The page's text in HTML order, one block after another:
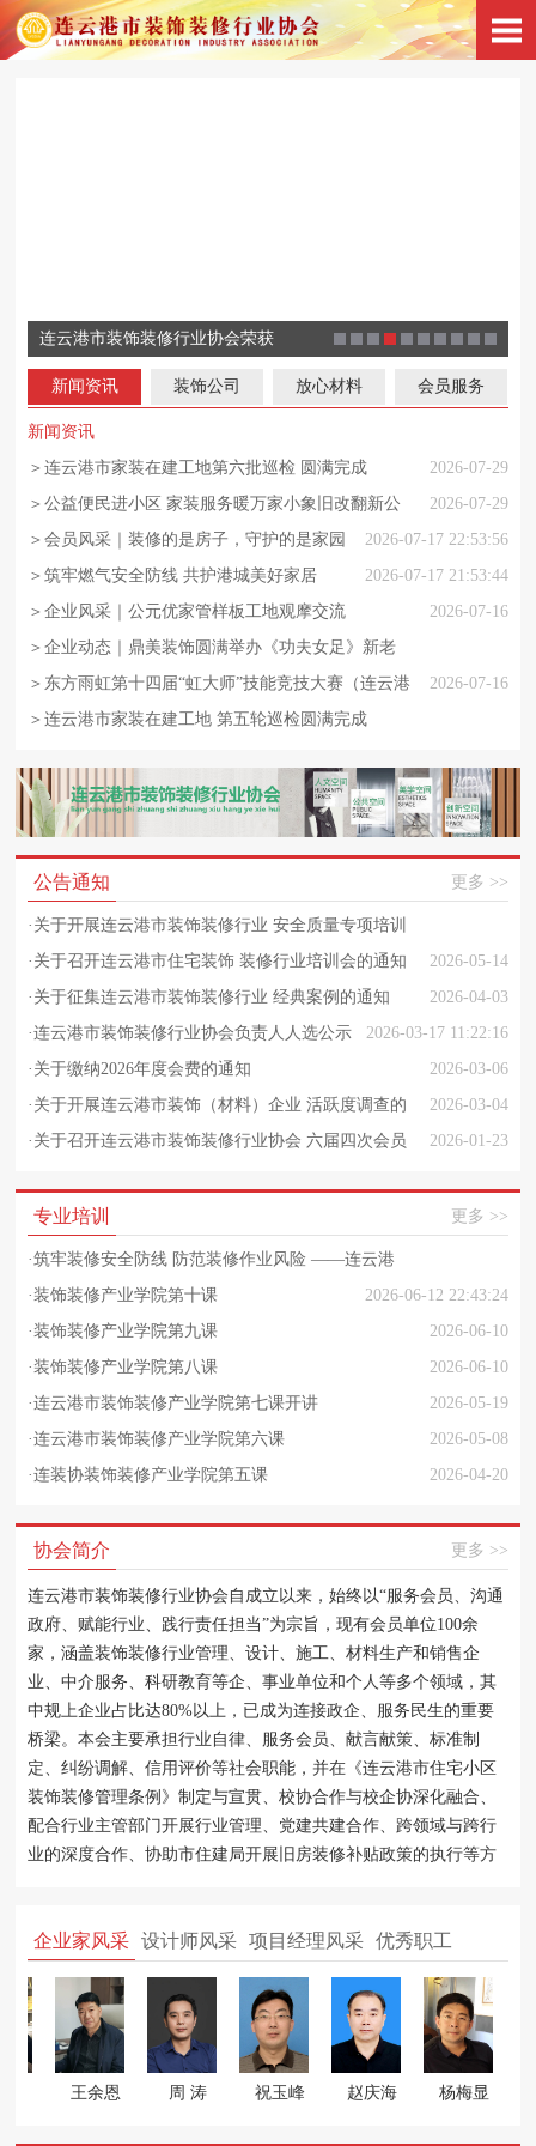
凝心聚力共启新篇协会第六届四
次会员大会顺利召开
连云港市装饰装修行业协会祝全
市人民元宵节快乐！
连云港市装饰装修行业协会春节
温暖传递 助力乡村振兴
连云港市装饰装修行业协会荣获
4A级社会组织殊荣
连云港市装饰装修企业学院主题
讲座开讲
携手共进筑梦未来连装协六届二
次会员大会成功召开
连装协校协合作装饰装修学院首
次主题讲座开讲
连云港市材装处和连云港市装协
召开住宅放心消费创建专题会
校协合作装饰装修学院新学年新
课堂开课了
协会成功举办装饰装修行业第二
堂专业培训课
新闻资讯 装饰公司 放心材料 会员服务
新闻资讯
＞连云港市家装在建工地第六批巡检 圆满完成
2026-07-29
＞公益便民进小区 家装服务暖万家小象旧改翻新公
益维修进小区
2026-07-29
＞会员风采｜装修的是房子，守护的是家园
2026-07-17 22:53:56
＞筑牢燃气安全防线 共护港城美好家居
2026-07-17 21:53:44
＞企业风采｜公元优家管样板工地观摩交流
2026-07-16
＞企业动态｜鼎美装饰圆满举办《功夫女足》新老
客户观影答谢活动
2026-07-14 22:53:55
＞东方雨虹第十四届“虹大师”技能竞技大赛（连云港
站）成功举办
2026-07-16
＞连云港市家装在建工地 第五轮巡检圆满完成
公告通知 更多 >>
· 关于开展连云港市装饰装修行业 安全质量专项培训
的通知
2026-06-24 22:43:44
· 关于召开连云港市住宅装饰 装修行业培训会的通知
2026-05-14
· 关于征集连云港市装饰装修行业 经典案例的通知
2026-04-03
·连云港市装饰装修行业协会负责人人选公示
2026-03-17 11:22:16
· 关于缴纳2026年度会费的通知
2026-03-06
· 关于开展连云港市装饰（材料）企业 活跃度调查的
通知
2026-03-04
· 关于召开连云港市装饰装修行业协会 六届四次会员
2026-01-23
专业培训 更多 >>
·筑牢装修安全防线 防范装修作业风险 ——连云港
市装饰装修行业安全质量专项培训（第二期）成功
举办
2026-06-30 22:43:44
·装饰装修产业学院第十课
2026-06-12 22:43:24
·装饰装修产业学院第九课
2026-06-10
·装饰装修产业学院第八课
2026-06-10
·连云港市装饰装修产业学院第七课开讲
2026-05-19
·连云港市装饰装修产业学院第六课
2026-05-08
·连装协装饰装修产业学院第五课 2026-04-20
协会简介 更多 >>
连云港市装饰装修行业协会自成立以来，始终以“服务会员、沟通
政府、赋能行业、践行责任担当”为宗旨，现有会员单位100余
家，涵盖装饰装修行业管理、设计、施工、材料生产和销售企
业、中介服务、科研教育等企、事业单位和个人等多个领域，其
中规上企业占比达80%以上，已成为连接政企、服务民生的重要
桥梁。本会主要承担行业自律、服务会员、献言献策、标准制
定、纠纷调解、信用评价等社会职能，并在《连云港市住宅小区
装饰装修管理条例》制定与宣贯、校协合作与校企协深化融合、
配合行业主管部门开展行业管理、党建共建合作、跨领域与跨行
业的深度合作、协助市住建局开展旧房装修补贴政策的执行等方
号。
企业家风采 设计师风采 项目经理风采 优秀职工
王余恩 周 涛 祝玉峰 赵庆海 杨梅显